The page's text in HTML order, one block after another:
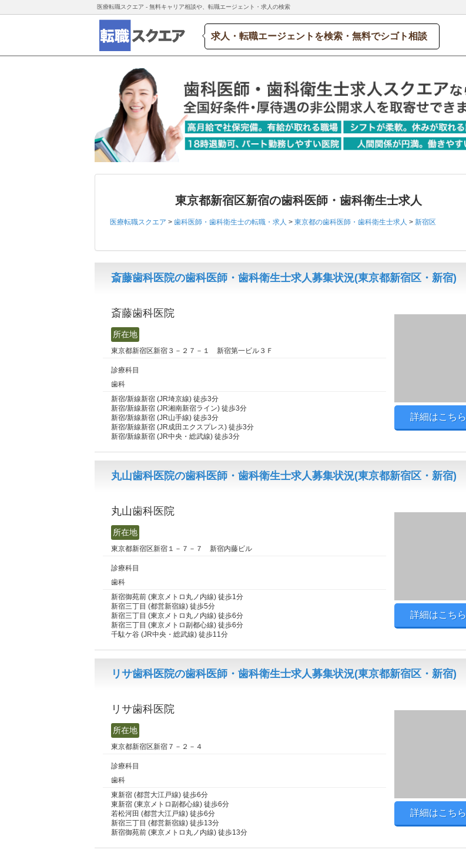
医療転職スクエア - 無料キャリア相談や、転職エージェント・求人の検索
求人・転職エージェントを検索・無料でシゴト相談
東京都新宿区新宿の歯科医師・歯科衛生士求人
医療転職スクエア > 歯科医師・歯科衛生士の転職・求人 > 東京都の歯科医師・歯科衛生士求人 > 新宿区
斎藤歯科医院の歯科医師・歯科衛生士求人募集状況(東京都新宿区・新宿)
斎藤歯科医院
詳細はこちら
所在地
東京都新宿区新宿３－２７－１ 新宿第一ビル３Ｆ
診療科目
歯科
新宿/新線新宿 (JR埼京線) 徒歩3分
新宿/新線新宿 (JR湘南新宿ライン) 徒歩3分
新宿/新線新宿 (JR山手線) 徒歩3分
新宿/新線新宿 (JR成田エクスプレス) 徒歩3分
新宿/新線新宿 (JR中央・総武線) 徒歩3分
丸山歯科医院の歯科医師・歯科衛生士求人募集状況(東京都新宿区・新宿)
丸山歯科医院
詳細はこちら
所在地
東京都新宿区新宿１－７－７ 新宿内藤ビル
診療科目
歯科
新宿御苑前 (東京メトロ丸ノ内線) 徒歩1分
新宿三丁目 (都営新宿線) 徒歩5分
新宿三丁目 (東京メトロ丸ノ内線) 徒歩6分
新宿三丁目 (東京メトロ副都心線) 徒歩6分
千駄ケ谷 (JR中央・総武線) 徒歩11分
リサ歯科医院の歯科医師・歯科衛生士求人募集状況(東京都新宿区・新宿)
リサ歯科医院
詳細はこちら
所在地
東京都新宿区新宿７－２－４
診療科目
歯科
東新宿 (都営大江戸線) 徒歩6分
東新宿 (東京メトロ副都心線) 徒歩6分
若松河田 (都営大江戸線) 徒歩6分
新宿三丁目 (都営新宿線) 徒歩13分
新宿御苑前 (東京メトロ丸ノ内線) 徒歩13分